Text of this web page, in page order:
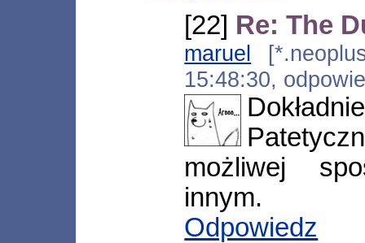
[22] Re: The
maruel
15:48:30,
możliwej
innym.
Odpowiedz